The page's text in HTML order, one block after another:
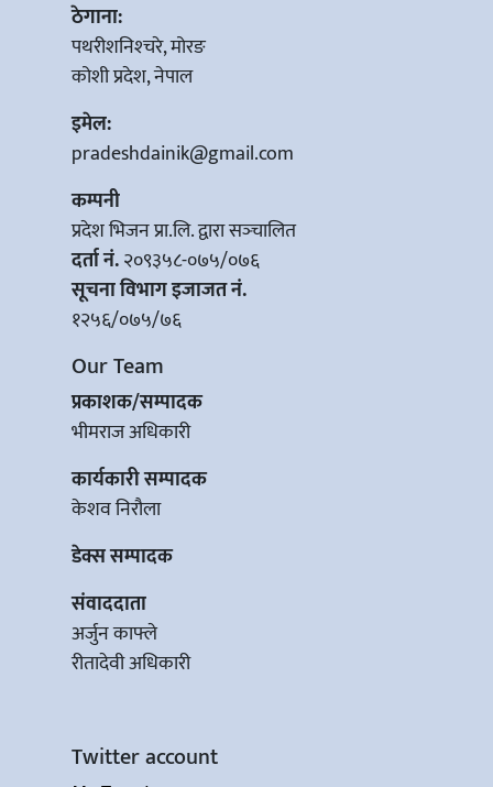
ठेगाना:
पथरीशनिश्‍चरे, मोरङ
कोशी प्रदेश, नेपाल
इमेल:
pradeshdainik@gmail.com
कम्पनी
प्रदेश भिजन प्रा.लि. द्वारा सञ्‍चालित
दर्ता नं.२०९३५८-०७५/०७६
सूचना विभाग इजाजत नं.
१२५६/०७५/७६
Our Team
प्रकाशक/सम्पादक
भीमराज अधिकारी
कार्यकारी सम्पादक
केशव निरौला
डेक्स सम्पादक
संवाददाता
अर्जुन काफ्ले
रीतादेवी अधिकारी
Twitter account